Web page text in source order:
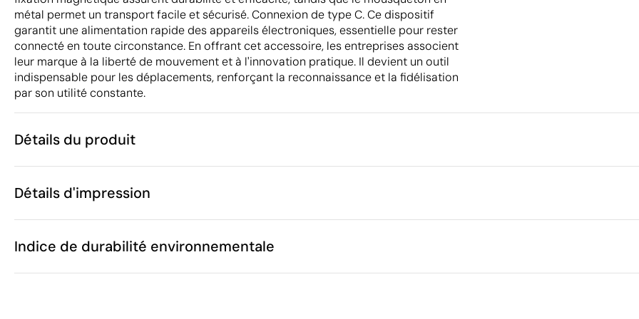
métal permet un transport facile et sécurisé. Connexion de type C. Ce dispositif
garantit une alimentation rapide des appareils électroniques, essentielle pour rester
connecté en toute circonstance. En offrant cet accessoire, les entreprises associent
leur marque à la liberté de mouvement et à l'innovation pratique. Il devient un outil
indispensable pour les déplacements, renforçant la reconnaissance et la fidélisation
par son utilité constante.
Détails du produit
Caractéristiques
Code du produit
Poids
60 g
Matière
Aluminium
Emballage
Volume de la boîte extérieure
Détails d'impression
Indice de durabilité environnementale